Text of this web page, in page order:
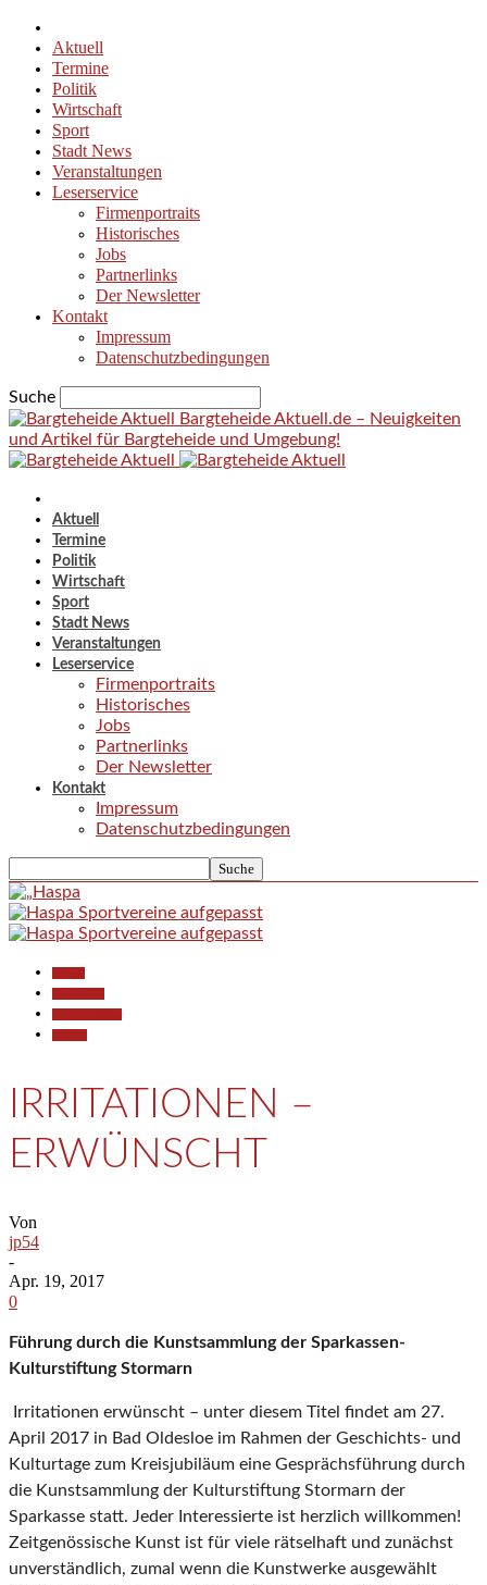
Aktuell
Termine
Politik
Wirtschaft
Sport
Stadt News
Veranstaltungen
Leserservice
Firmenportraits
Historisches
Jobs
Partnerlinks
Der Newsletter
Kontakt
Impressum
Datenschutzbedingungen
Suche
Bargteheide Aktuell.de – Neuigkeiten
und Artikel für Bargteheide und Umgebung!
Aktuell
Termine
Politik
Wirtschaft
Sport
Stadt News
Veranstaltungen
Leserservice
Firmenportraits
Historisches
Jobs
Partnerlinks
Der Newsletter
Kontakt
Impressum
Datenschutzbedingungen
IRRITATIONEN –
ERWÜNSCHT
Von
jp54
-
Apr. 19, 2017
0
Führung durch die Kunstsammlung der Sparkassen-
Kulturstiftung Stormarn
Irritationen erwünscht – unter diesem Titel findet am 27.
April 2017 in Bad Oldesloe im Rahmen der Geschichts- und
Kulturtage zum Kreisjubiläum eine Gesprächsführung durch
die Kunstsammlung der Kulturstiftung Stormarn der
Sparkasse statt. Jeder Interessierte ist herzlich willkommen!
Zeitgenössische Kunst ist für viele rätselhaft und zunächst
unverständlich, zumal wenn die Kunstwerke ausgewählt